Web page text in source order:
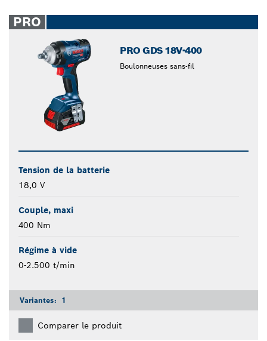
PRO
PRO GDS 18V-400
Boulonneuses sans-fil
Tension de la batterie
18,0 V
Couple, maxi
400 Nm
Régime à vide
0-2.500 t/min
Variantes: 1
Comparer le produit